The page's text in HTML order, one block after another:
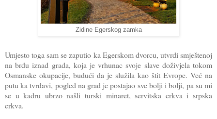
Zidine Egerskog zamka
Umjesto toga sam se zaputio ka Egerskom dvorcu, utvrdi smještenoj
na brdu iznad grada, koja je vrhunac svoje slave doživjela tokom
Osmanske okupacije, budući da je služila kao štit Evrope. Već na
putu ka tvrđavi, pogled na grad je postajao sve bolji i bolji, pa su mi
se u kadru ubrzo našli turski minaret, servitska crkva i srpska
crkva.